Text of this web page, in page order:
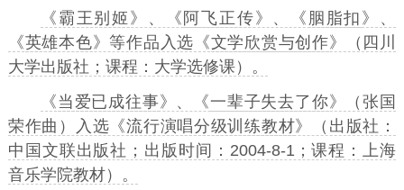
《 霸王别姬 》、《 阿飞正传 》、《 胭脂扣 》、
《英雄本色》等作品入选《文学欣赏与创作》（四川
大学出版社；课程：大学选修课）。
《当爱已成往事》、《一辈子失去了你》（张国
荣作曲）入选《流行演唱分级训练教材》（出版社：
中国文联出版社；出版时间：2004-8-1；课程：上海
音乐学院教材）。